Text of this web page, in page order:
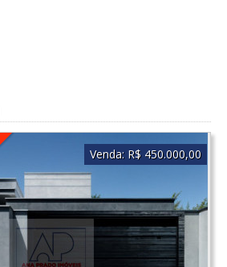
Venda: R$ 450.000,00